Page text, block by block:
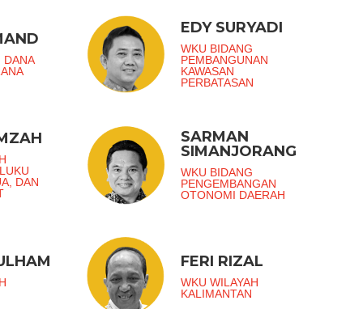
DANA
EDY SURYADI
WKU BIDANG
PEMBANGUNAN
KAWASAN
PERBATASAN
DAN
SARMAN
SIMANJORANG
WKU BIDANG
PENGEMBANGAN
OTONOMI DAERAH
FERI RIZAL
WKU WILAYAH
KALIMANTAN